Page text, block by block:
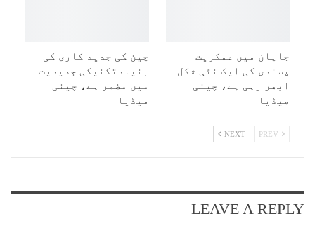
جاپان میں عسکریت
پسندی کی ایک نئی شکل
ابھر رہی ہے، چینی
میڈیا
چین کی جدید کاری کی
بنیادتکنیکی جدیدیت
میں مضمر ہے، چینی
میڈیا
NEXT
LEAVE A REPLY